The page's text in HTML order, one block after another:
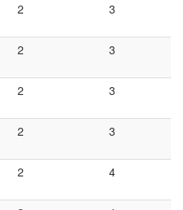
2 3
2 3
2 3
2 3
2 4